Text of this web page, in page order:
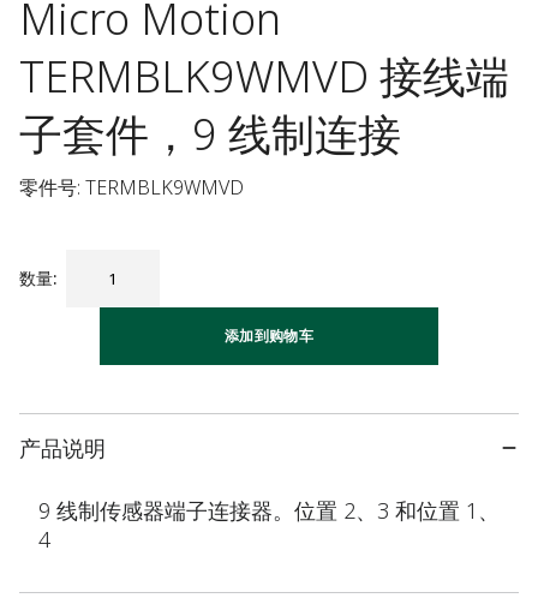
Micro Motion
TERMBLK9WMVD 接线端
子套件，9 线制连接
零件号: TERMBLK9WMVD
数量:
添加到购物车
产品说明
9 线制传感器端子连接器。位置 2、3 和位置 1、
4